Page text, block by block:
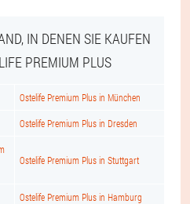
IN DENEN SIE KAUFEN
PREMIUM PLUS
Ostelife Premium Plus in München
Ostelife Premium Plus in Dresden
Ostelife Premium Plus in Stuttgart
Ostelife Premium Plus in Hamburg